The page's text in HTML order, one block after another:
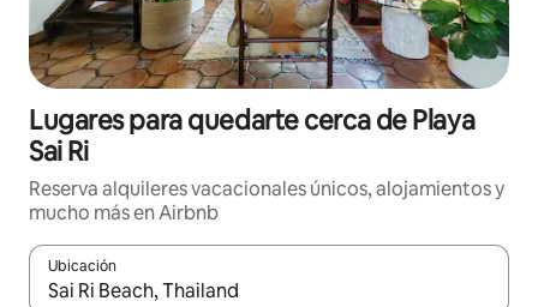
Lugares para quedarte cerca de Playa
Sai Ri
Reserva alquileres vacacionales únicos, alojamientos y
mucho más en Airbnb
Ubicación
Cuando los resultados estén disponibles, navega con las